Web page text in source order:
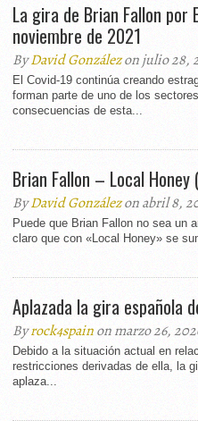
La gira de Brian Fallon por
noviembre de 2021
ByDavid Gonzálezon julio 28,
El Covid-19 continúa creando
forman parte de uno de los
consecuencias de esta...
Brian Fallon – Local
ByDavid Gonzálezon abril 8,
Puede que Brian Fallon no sea un
claro que con «Local Honey» se
Aplazada la gira española
Byrock4spainon marzo 26,
Debido a la situación actual en
restricciones derivadas de ella, la
aplaza...